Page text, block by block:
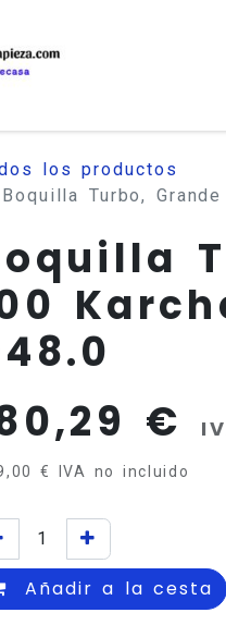
los productos
Boquilla Turbo,
€
€ IVA no incluido
Añadir a la cesta